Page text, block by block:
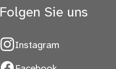
Folgen Sie uns
Instagram